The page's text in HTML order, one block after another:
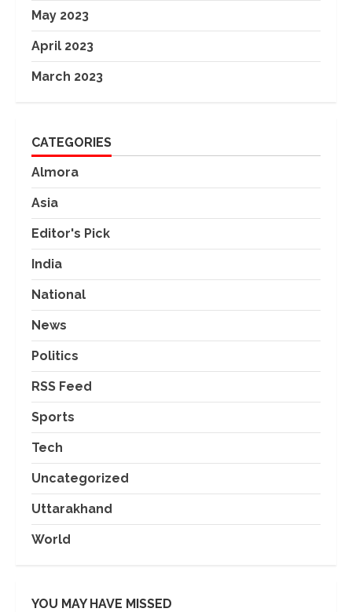
May 2023
April 2023
March 2023
CATEGORIES
Almora
Asia
Editor's Pick
India
National
News
Politics
RSS Feed
Sports
Tech
Uncategorized
Uttarakhand
World
YOU MAY HAVE MISSED